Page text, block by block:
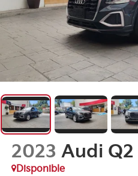
2023 Audi Q2
Disponible